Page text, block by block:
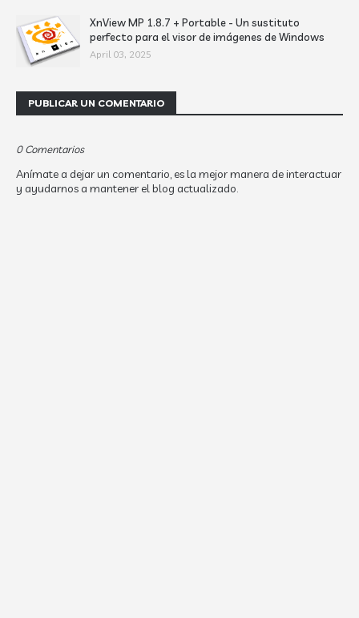
XnView MP 1.8.7 + Portable - Un sustituto
perfecto para el visor de imágenes de Windows
April 03, 2025
PUBLICAR UN COMENTARIO
0 Comentarios
Anímate a dejar un comentario, es la mejor manera de interactuar
y ayudarnos a mantener el blog actualizado.